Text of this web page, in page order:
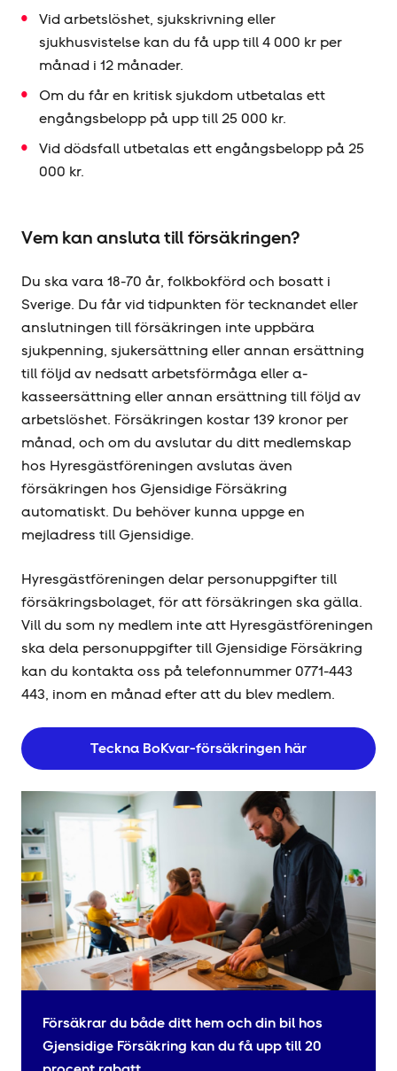
Vid arbetslöshet, sjukskrivning eller
sjukhusvistelse kan du få upp till 4 000 kr per
månad i 12 månader.
Om du får en kritisk sjukdom utbetalas ett
engångsbelopp på upp till 25 000 kr.
Vid dödsfall utbetalas ett engångsbelopp på 25
000 kr.
Vem kan ansluta till försäkringen?
Du ska vara 18-70 år, folkbokförd och bosatt i
Sverige. Du får vid tidpunkten för tecknandet eller
anslutningen till försäkringen inte uppbära
sjukpenning, sjukersättning eller annan ersättning
till följd av nedsatt arbetsförmåga eller a-
kasseersättning eller annan ersättning till följd av
arbetslöshet. Försäkringen kostar 139 kronor per
månad, och om du avslutar du ditt medlemskap
hos Hyresgäst­föreningen avslutas även
försäkringen hos Gjensidige Försäkring
automatiskt. Du behöver kunna uppge en
mejladress till Gjensidige.
Hyresgäst­föreningen delar personuppgifter till
försäkringsbolaget, för att försäkringen ska gälla.
Vill du som ny medlem inte att Hyresgäst­föreningen
ska dela personuppgifter till Gjensidige Försäkring
kan du kontakta oss på telefonnummer 0771-443
443, inom en månad efter att du blev medlem.
Teckna BoKvar-försäkringen här
Försäkrar du både ditt hem och din bil hos
Gjensidige Försäkring kan du få upp till 20